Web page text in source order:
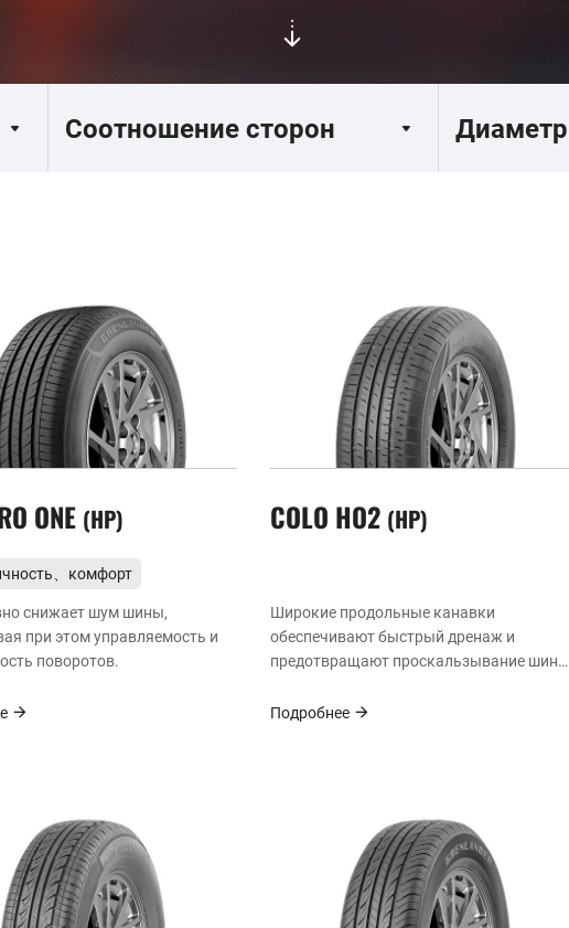
ONE HP
、комфорт
снижает шум шины,
при этом управляемость и
поворотов.
COLO HO2 HP
Широкие продольные канавки
обеспечивают быстрый дренаж и
предотвращают проскальзывание шины
управляемость на мокрой дороге.
Подробнее